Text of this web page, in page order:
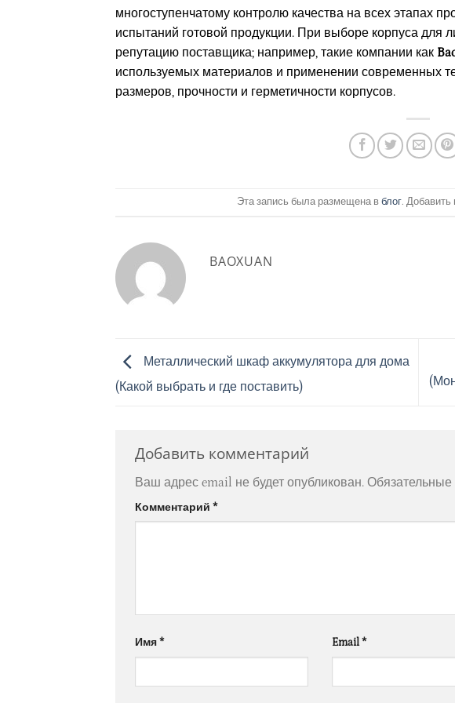
многоступенчатому контролю качества на всех этапах
испытаний готовой продукции. При выборе корпуса для
репутацию поставщика; например, такие компании как
используемых материалов и применении современных
размеров, прочности и герметичности корпусов.
Эта запись была размещена в блог. Добавить
BAOXUAN
Металлический шкаф аккумулятора для дома
(Какой выбрать и где поставить)
Добавить комментарий
Ваш адрес email не будет опубликован.
Комментарий *
Имя* Email*